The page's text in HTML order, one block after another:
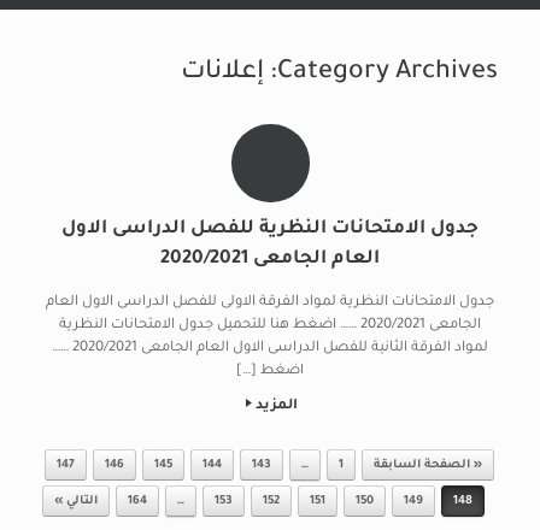
Category Archives: إعلانات
جدول الامتحانات النظرية للفصل الدراسى الاول
العام الجامعى 2020/2021
جدول الامتحانات النظرية لمواد الفرقة الاولى للفصل الدراسى الاول العام
الجامعى 2020/2021 …… اضغط هنا للتحميل جدول الامتحانات النظرية
لمواد الفرقة الثانية للفصل الدراسى الاول العام الجامعى 2020/2021 ……
اضغط […]
المزيد
Post navigation
« الصفحة السابقة 1
…
143
144
145
146
147
148
149
150
151
152
153
…
164 التالي »